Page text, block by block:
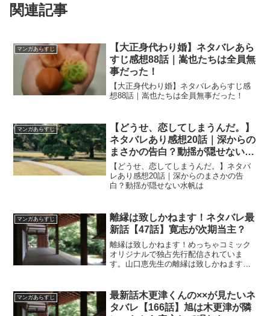
関連記事
マンガあらすじ
【大正身代わり婚】ネタバレあら
すじ感想88話｜嵩也たちは全員無
事だった！
【大正身代わり婚】ネタバレあらすじ感
想88話｜嵩也たちは全員無事だった！
マンガあらすじ
【どうせ、恋してしまうんだ。】
ネタバレあり感想20話｜深からの
まさかの告白？動揺が隠せない水
帆は
【どうせ、恋してしまうんだ。】ネタバ
レあり感想20話｜深からのまさかの告
白？動揺が隠せない水帆は
マンガあらすじ
離縁は致しかねます！ネタバレ最
新話【47話】寛志が次期当主？
離縁は致しかねます！めっちゃコミック
オリジナルで独占先行配信されていま
す。山口恵先生の離縁は致しかねます！
マンガあらすじ
最新話木更津くんの××が見たいネ
タバレ【166話】旭は木更津が隣